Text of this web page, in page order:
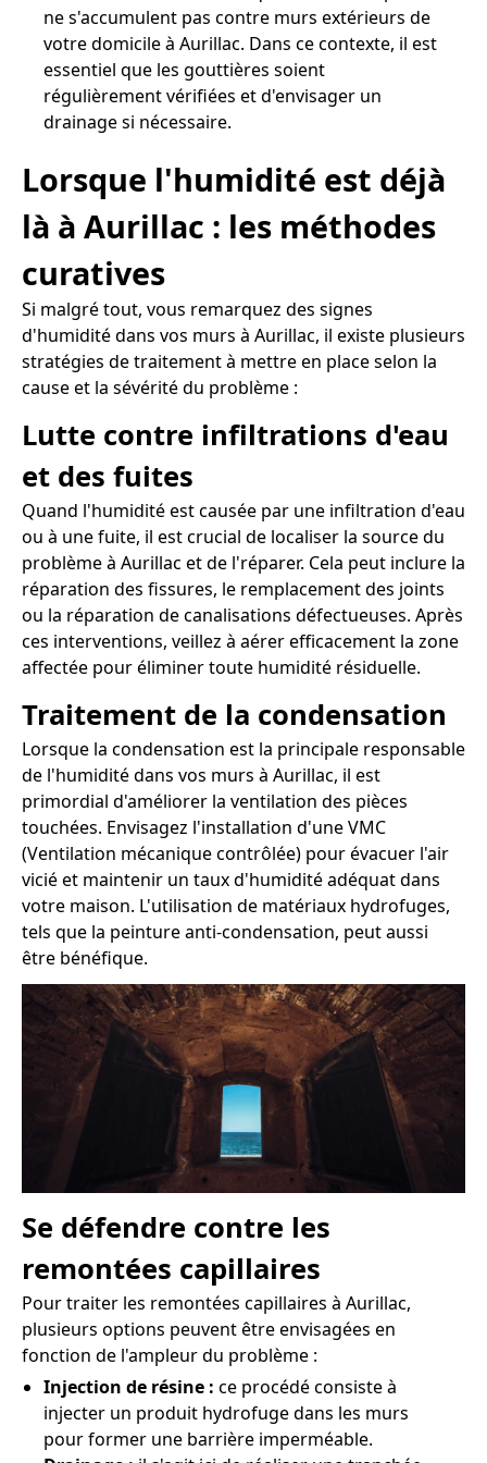
ne s'accumulent pas contre murs extérieurs de
votre domicile à Aurillac. Dans ce contexte, il est
essentiel que les gouttières soient
régulièrement vérifiées et d'envisager un
drainage si nécessaire.
Lorsque l'humidité est déjà
là à Aurillac : les méthodes
curatives
Si malgré tout, vous remarquez des signes
d'humidité dans vos murs à Aurillac, il existe plusieurs
stratégies de traitement à mettre en place selon la
cause et la sévérité du problème :
Lutte contre infiltrations d'eau
et des fuites
Quand l'humidité est causée par une infiltration d'eau
ou à une fuite, il est crucial de localiser la source du
problème à Aurillac et de l'réparer. Cela peut inclure la
réparation des fissures, le remplacement des joints
ou la réparation de canalisations défectueuses. Après
ces interventions, veillez à aérer efficacement la zone
affectée pour éliminer toute humidité résiduelle.
Traitement de la condensation
Lorsque la condensation est la principale responsable
de l'humidité dans vos murs à Aurillac, il est
primordial d'améliorer la ventilation des pièces
touchées. Envisagez l'installation d'une VMC
(Ventilation mécanique contrôlée) pour évacuer l'air
vicié et maintenir un taux d'humidité adéquat dans
votre maison. L'utilisation de matériaux hydrofuges,
tels que la peinture anti-condensation, peut aussi
être bénéfique.
Se défendre contre les
remontées capillaires
Pour traiter les remontées capillaires à Aurillac,
plusieurs options peuvent être envisagées en
fonction de l'ampleur du problème :
Injection de résine : ce procédé consiste à
injecter un produit hydrofuge dans les murs
pour former une barrière imperméable.